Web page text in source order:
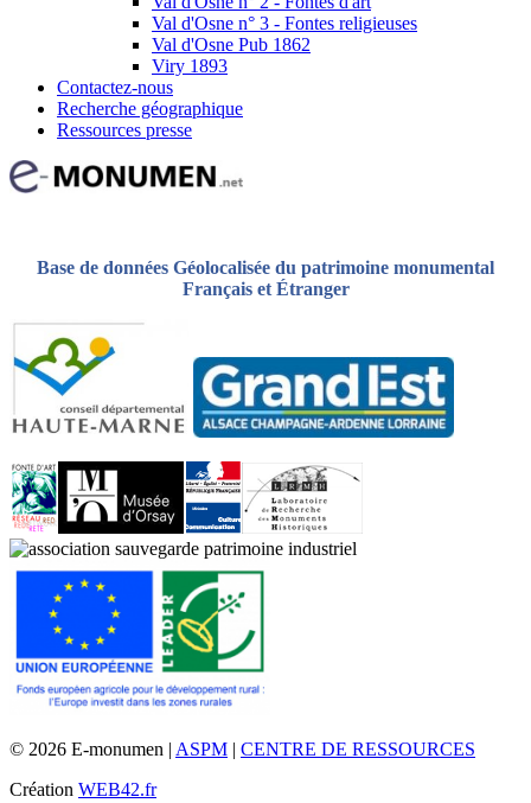
Val d'Osne n° 3 - Fontes religieuses
Val d'Osne Pub 1862
Viry 1893
Contactez-nous
Recherche géographique
Ressources presse
Base de données Géolocalisée du patrimoine monumental
Français et Étranger
© 2026 E-monumen | ASPM | CENTRE DE RESSOURCES
Création WEB42.fr